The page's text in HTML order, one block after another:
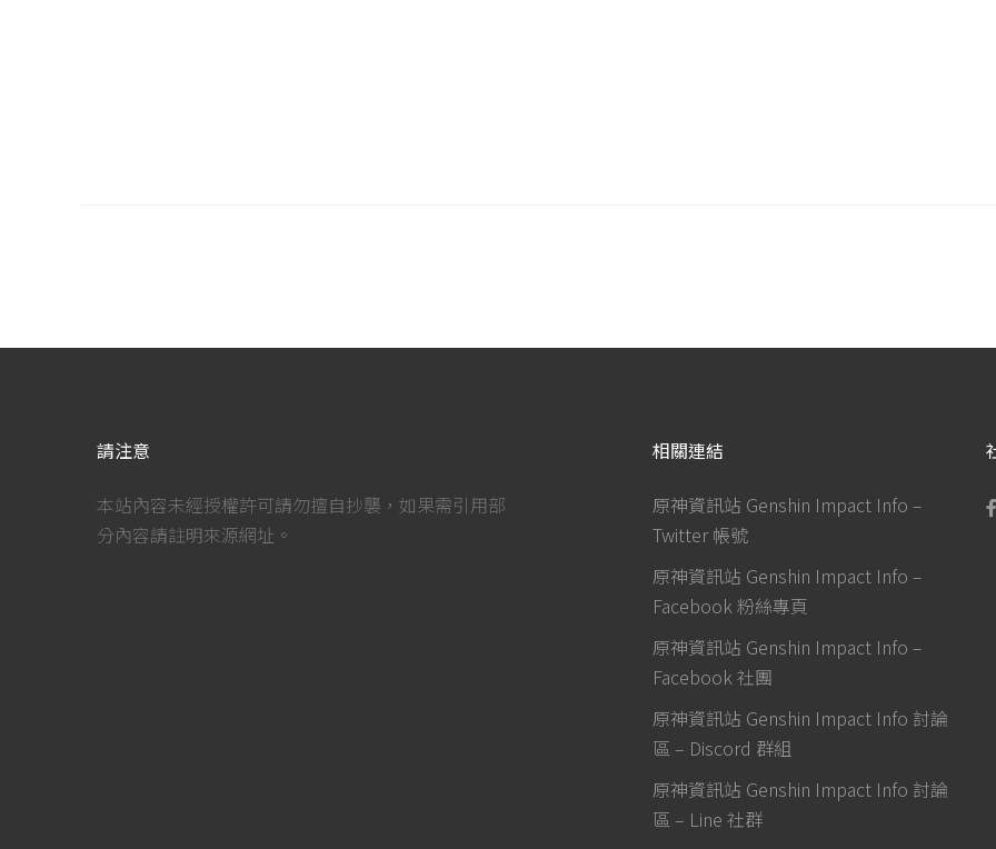
請注意
本站內容未經授權許可請勿擅自抄襲，如果需引用部
分內容請註明來源網址。
相關連結
原神資訊站 Genshin Impact Info –
Twitter 帳號
原神資訊站 Genshin Impact Info –
Facebook 粉絲專頁
原神資訊站 Genshin Impact Info –
Facebook 社團
原神資訊站 Genshin Impact Info 討論
區 – Discord 群組
原神資訊站 Genshin Impact Info 討論
區 – Line 社群